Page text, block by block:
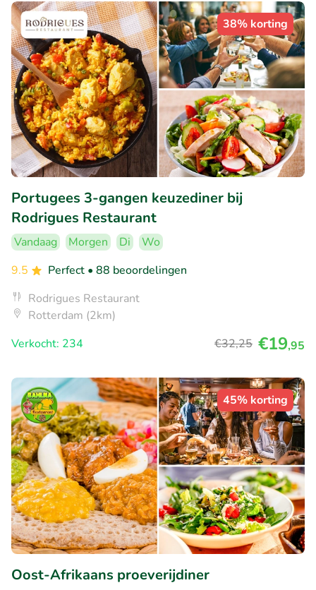
38% korting
Portugees 3-gangen keuzediner bij
Rodrigues Restaurant
Vandaag Morgen Di
Wo
9.5
Perfect • 88 beoordelingen
Rodrigues Restaurant
Rotterdam (2km)
Verkocht: 234
€32,25 €19,95
45% korting
Oost-Afrikaans proeverijdiner